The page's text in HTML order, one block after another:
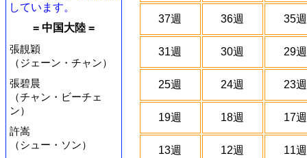
しています。
= 中国大陸 =
張靚穎
（ジェーン・チャン）
張碧晨
（チャン・ビーチェ
ン）
許嵩
（シュー・ソン）
37週 36週 35週
31週 30週 29週
25週 24週 23週
19週 18週 17週
13週 12週 11週